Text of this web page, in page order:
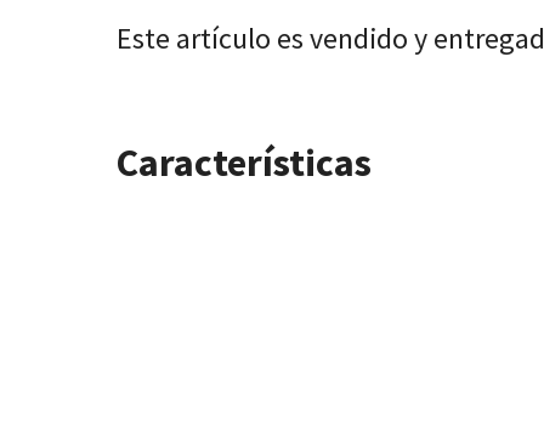
Este artículo es vendido y
Características